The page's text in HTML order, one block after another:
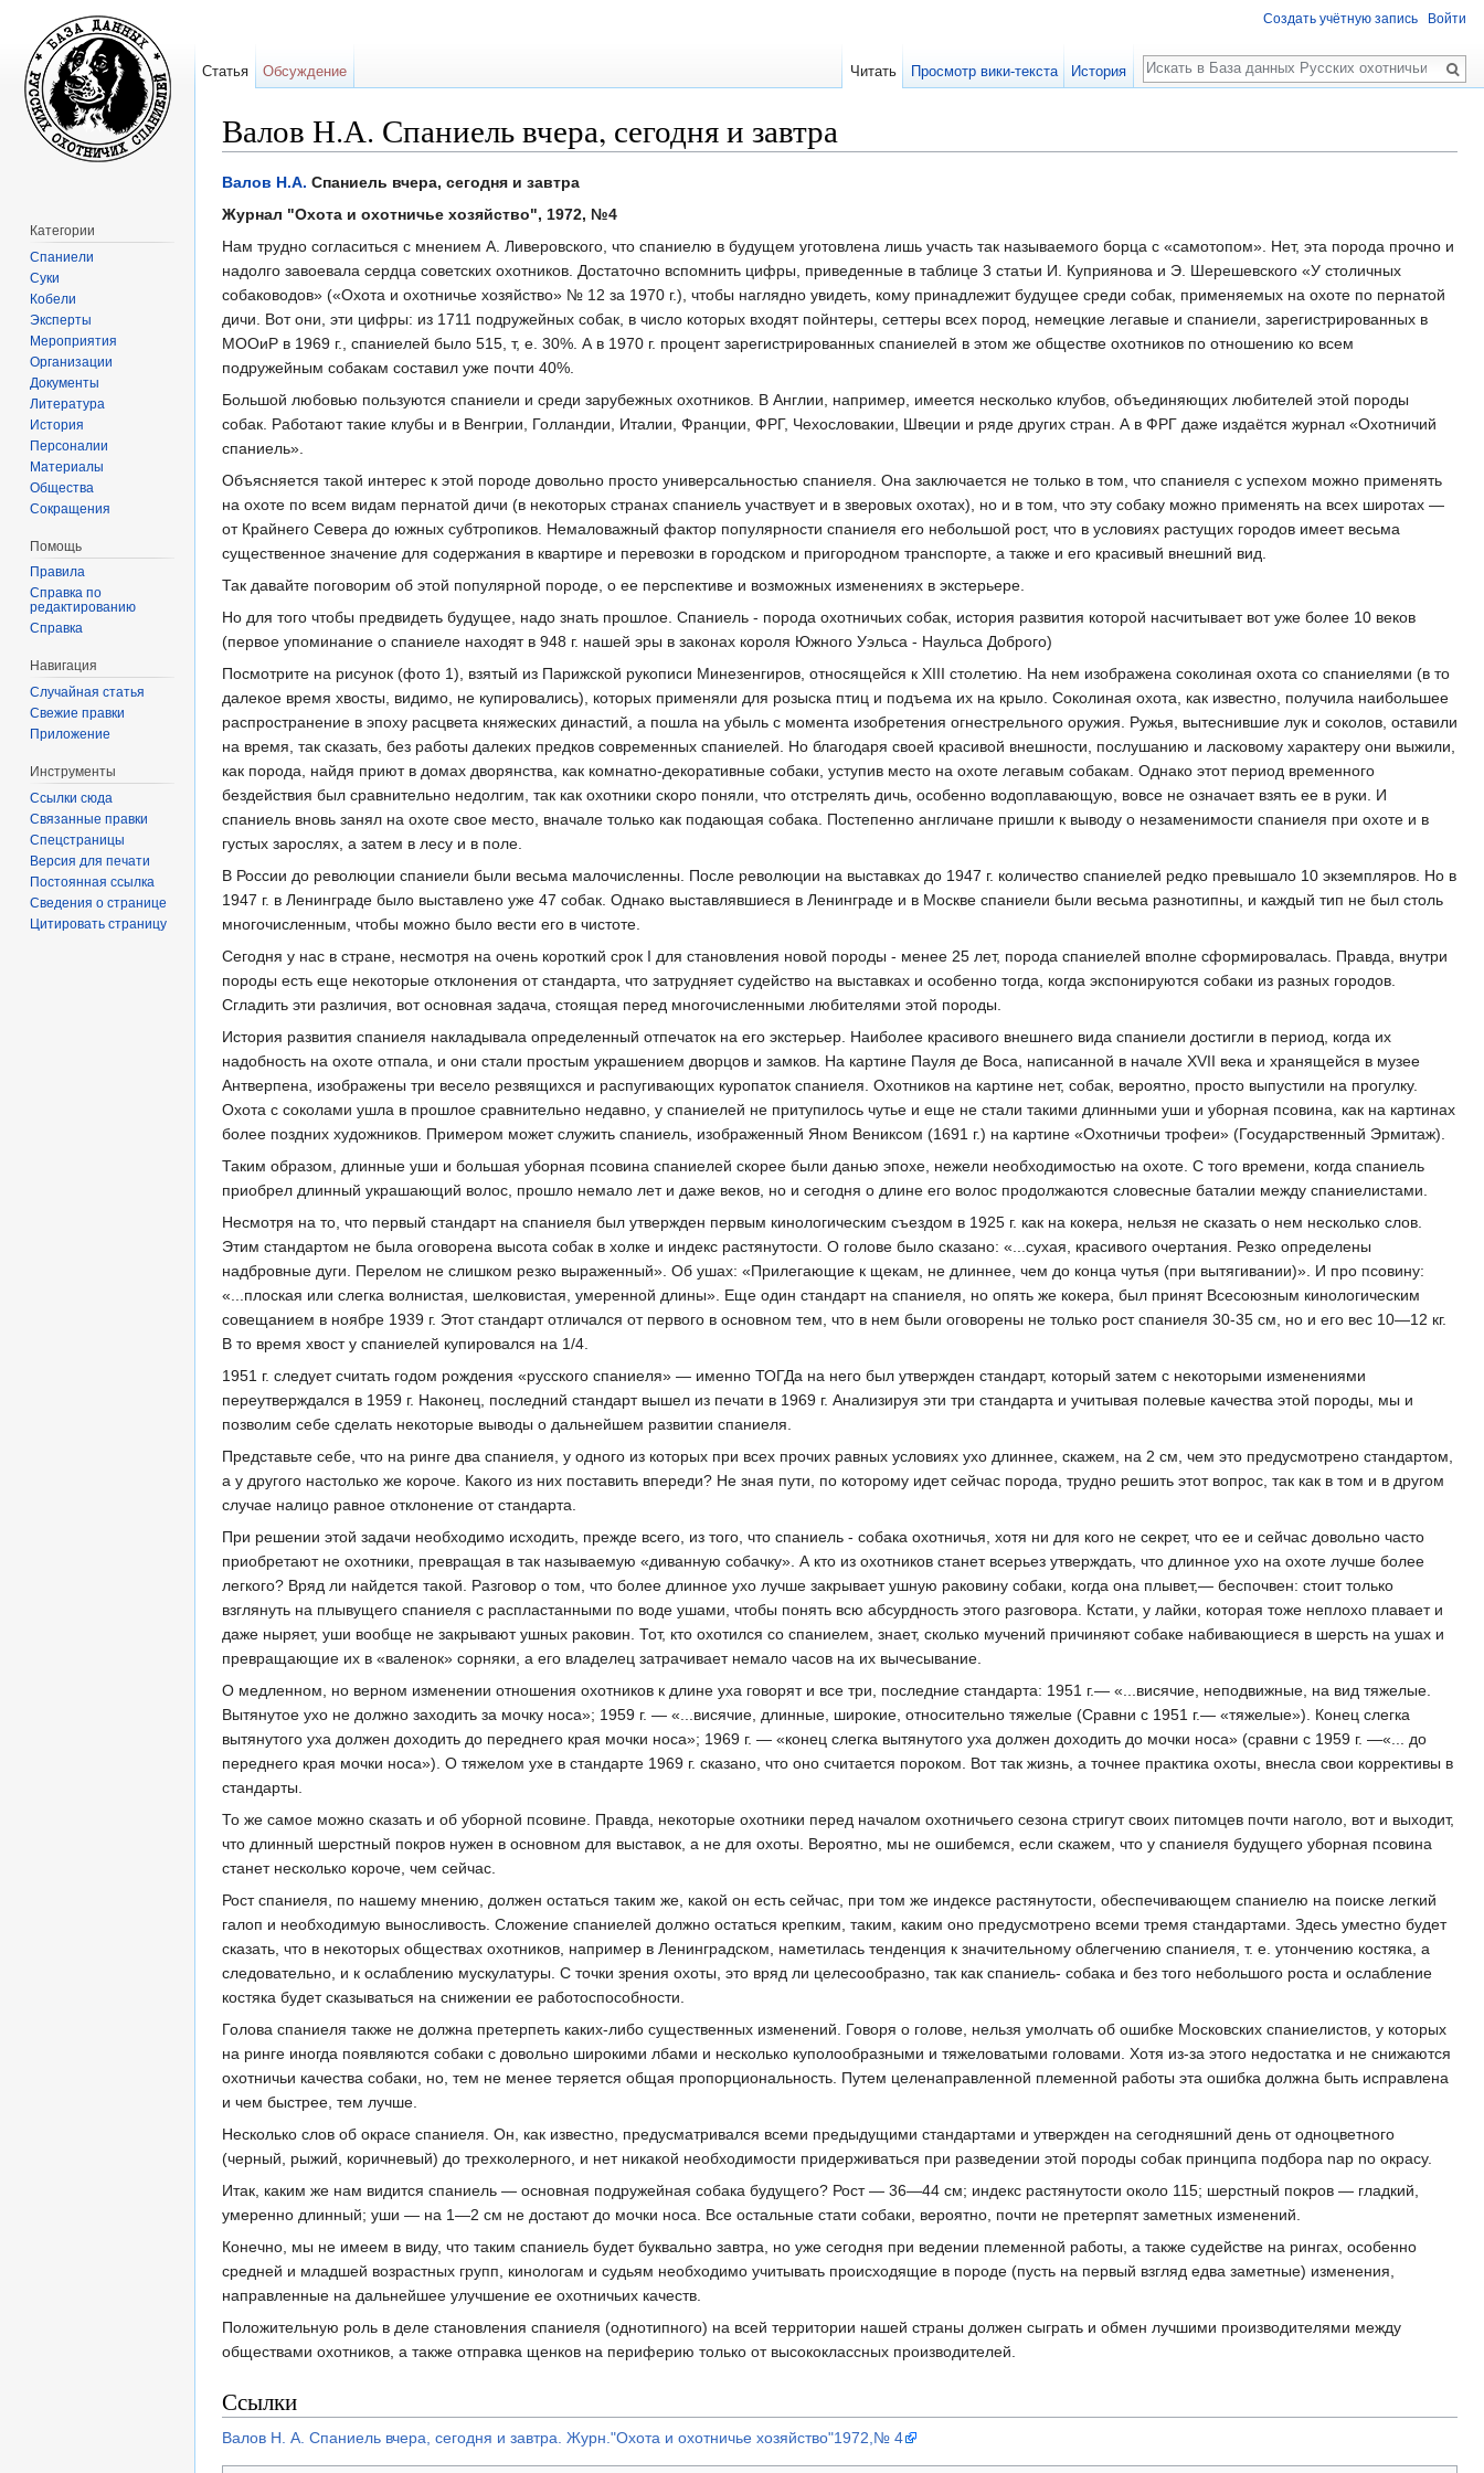
Валов Н.А. Спаниель вчера, сегодня и завтра
Валов Н.А. Спаниель вчера, сегодня и завтра
Журнал "Охота и охотничье хозяйство", 1972, №4
Нам трудно согласиться с мнением А. Ливеровского, что спаниелю в будущем уготовлена лишь участь так называемого борца с «самотопом». Нет, эта порода прочно и
надолго завоевала сердца советских охотников. Достаточно вспомнить цифры, приведенные в таблице 3 статьи И. Куприянова и Э. Шерешевского «У столичных
собаководов» («Охота и охотничье хозяйство» № 12 за 1970 г.), чтобы наглядно увидеть, кому принадлежит будущее среди собак, применяемых на охоте по пернатой
дичи. Вот они, эти цифры: из 1711 подружейных собак, в число которых входят пойнтеры, сеттеры всех пород, немецкие легавые и спаниели, зарегистрированных в
МООиР в 1969 г., спаниелей было 515, т, е. 30%. А в 1970 г. процент зарегистрированных спаниелей в этом же обществе охотников по отношению ко всем
подружейным собакам составил уже почти 40%.
Большой любовью пользуются спаниели и среди зарубежных охотников. В Англии, например, имеется несколько клубов, объединяющих любителей этой породы
собак. Работают такие клубы и в Венгрии, Голландии, Италии, Франции, ФРГ, Чехословакии, Швеции и ряде других стран. А в ФРГ даже издаётся журнал «Охотничий
спаниель».
Объясняется такой интерес к этой породе довольно просто универсальностью спаниеля. Она заключается не только в том, что спаниеля с успехом можно применять
на охоте по всем видам пернатой дичи (в некоторых странах спаниель участвует и в зверовых охотах), но и в том, что эту собаку можно применять на всех широтах —
от Крайнего Севера до южных субтропиков. Немаловажный фактор популярности спаниеля его небольшой рост, что в условиях растущих городов имеет весьма
существенное значение для содержания в квартире и перевозки в городском и пригородном транспорте, а также и его красивый внешний вид.
Так давайте поговорим об этой популярной породе, о ее перспективе и возможных изменениях в экстерьере.
Но для того чтобы предвидеть будущее, надо знать прошлое. Спаниель - порода охотничьих собак, история развития которой насчитывает вот уже более 10 веков
(первое упоминание о спаниеле находят в 948 г. нашей эры в законах короля Южного Уэльса - Наульса Доброго)
Посмотрите на рисунок (фото 1), взятый из Парижской рукописи Минезенгиров, относящейся к XIII столетию. На нем изображена соколиная охота со спаниелями (в то
далекое время хвосты, видимо, не купировались), которых применяли для розыска птиц и подъема их на крыло. Соколиная охота, как известно, получила наибольшее
распространение в эпоху расцвета княжеских династий, а пошла на убыль с момента изобретения огнестрельного оружия. Ружья, вытеснившие лук и соколов, оставили
на время, так сказать, без работы далеких предков современных спаниелей. Но благодаря своей красивой внешности, послушанию и ласковому характеру они выжили,
как порода, найдя приют в домах дворянства, как комнатно-декоративные собаки, уступив место на охоте легавым собакам. Однако этот период временного
бездействия был сравнительно недолгим, так как охотники скоро поняли, что отстрелять дичь, особенно водоплавающую, вовсе не означает взять ее в руки. И
спаниель вновь занял на охоте свое место, вначале только как подающая собака. Постепенно англичане пришли к выводу о незаменимости спаниеля при охоте и в
густых зарослях, а затем в лесу и в поле.
В России до революции спаниели были весьма малочисленны. После революции на выставках до 1947 г. количество спаниелей редко превышало 10 экземпляров. Но в
1947 г. в Ленинграде было выставлено уже 47 собак. Однако выставлявшиеся в Ленинграде и в Москве спаниели были весьма разнотипны, и каждый тип не был столь
многочисленным, чтобы можно было вести его в чистоте.
Сегодня у нас в стране, несмотря на очень короткий срок I для становления новой породы - менее 25 лет, порода спаниелей вполне сформировалась. Правда, внутри
породы есть еще некоторые отклонения от стандарта, что затрудняет судейство на выставках и особенно тогда, когда экспонируются собаки из разных городов.
Сгладить эти различия, вот основная задача, стоящая перед многочисленными любителями этой породы.
История развития спаниеля накладывала определенный отпечаток на его экстерьер. Наиболее красивого внешнего вида спаниели достигли в период, когда их
надобность на охоте отпала, и они стали простым украшением дворцов и замков. На картине Пауля де Воса, написанной в начале XVII века и хранящейся в музее
Антверпена, изображены три весело резвящихся и распугивающих куропаток спаниеля. Охотников на картине нет, собак, вероятно, просто выпустили на прогулку.
Охота с соколами ушла в прошлое сравнительно недавно, у спаниелей не притупилось чутье и еще не стали такими длинными уши и уборная псовина, как на картинах
более поздних художников. Примером может служить спаниель, изображенный Яном Вениксом (1691 г.) на картине «Охотничьи трофеи» (Государственный Эрмитаж).
Таким образом, длинные уши и большая уборная псовина спаниелей скорее были данью эпохе, нежели необходимостью на охоте. С того времени, когда спаниель
приобрел длинный украшающий волос, прошло немало лет и даже веков, но и сегодня о длине его волос продолжаются словесные баталии между спаниелистами.
Несмотря на то, что первый стандарт на спаниеля был утвержден первым кинологическим съездом в 1925 г. как на кокера, нельзя не сказать о нем несколько слов.
Этим стандартом не была оговорена высота собак в холке и индекс растянутости. О голове было сказано: «...сухая, красивого очертания. Резко определены
надбровные дуги. Перелом не слишком резко выраженный». Об ушах: «Прилегающие к щекам, не длиннее, чем до конца чутья (при вытягивании)». И про псовину:
«...плоская или слегка волнистая, шелковистая, умеренной длины». Еще один стандарт на спаниеля, но опять же кокера, был принят Всесоюзным кинологическим
совещанием в ноябре 1939 г. Этот стандарт отличался от первого в основном тем, что в нем были оговорены не только рост спаниеля 30-35 см, но и его вес 10—12 кг.
В то время хвост у спаниелей купировался на 1/4.
1951 г. следует считать годом рождения «русского спаниеля» — именно ТОГДа на него был утвержден стандарт, который затем с некоторыми изменениями
переутверждался в 1959 г. Наконец, последний стандарт вышел из печати в 1969 г. Анализируя эти три стандарта и учитывая полевые качества этой породы, мы и
позволим себе сделать некоторые выводы о дальнейшем развитии спаниеля.
Представьте себе, что на ринге два спаниеля, у одного из которых при всех прочих равных условиях ухо длиннее, скажем, на 2 см, чем это предусмотрено стандартом,
а у другого настолько же короче. Какого из них поставить впереди? Не зная пути, по которому идет сейчас порода, трудно решить этот вопрос, так как в том и в другом
случае налицо равное отклонение от стандарта.
При решении этой задачи необходимо исходить, прежде всего, из того, что спаниель - собака охотничья, хотя ни для кого не секрет, что ее и сейчас довольно часто
приобретают не охотники, превращая в так называемую «диванную собачку». А кто из охотников станет всерьез утверждать, что длинное ухо на охоте лучше более
легкого? Вряд ли найдется такой. Разговор о том, что более длинное ухо лучше закрывает ушную раковину собаки, когда она плывет,— беспочвен: стоит только
взглянуть на плывущего спаниеля с распластанными по воде ушами, чтобы понять всю абсурдность этого разговора. Кстати, у лайки, которая тоже неплохо плавает и
даже ныряет, уши вообще не закрывают ушных раковин. Тот, кто охотился со спаниелем, знает, сколько мучений причиняют собаке набивающиеся в шерсть на ушах и
превращающие их в «валенок» сорняки, а его владелец затрачивает немало часов на их вычесывание.
О медленном, но верном изменении отношения охотников к длине уха говорят и все три, последние стандарта: 1951 г.— «...висячие, неподвижные, на вид тяжелые.
Вытянутое ухо не должно заходить за мочку носа»; 1959 г. — «...висячие, длинные, широкие, относительно тяжелые (Сравни с 1951 г.— «тяжелые»). Конец слегка
вытянутого уха должен доходить до переднего края мочки носа»; 1969 г. — «конец слегка вытянутого уха должен доходить до мочки носа» (сравни с 1959 г. —«... до
переднего края мочки носа»). О тяжелом ухе в стандарте 1969 г. сказано, что оно считается пороком. Вот так жизнь, а точнее практика охоты, внесла свои коррективы в
стандарты.
То же самое можно сказать и об уборной псовине. Правда, некоторые охотники перед началом охотничьего сезона стригут своих питомцев почти наголо, вот и выходит,
что длинный шерстный покров нужен в основном для выставок, а не для охоты. Вероятно, мы не ошибемся, если скажем, что у спаниеля будущего уборная псовина
станет несколько короче, чем сейчас.
Рост спаниеля, по нашему мнению, должен остаться таким же, какой он есть сейчас, при том же индексе растянутости, обеспечивающем спаниелю на поиске легкий
галоп и необходимую выносливость. Сложение спаниелей должно остаться крепким, таким, каким оно предусмотрено всеми тремя стандартами. Здесь уместно будет
сказать, что в некоторых обществах охотников, например в Ленинградском, наметилась тенденция к значительному облегчению спаниеля, т. е. утончению костяка, а
следовательно, и к ослаблению мускулатуры. С точки зрения охоты, это вряд ли целесообразно, так как спаниель- собака и без того небольшого роста и ослабление
костяка будет сказываться на снижении ее работоспособности.
Голова спаниеля также не должна претерпеть каких-либо существенных изменений. Говоря о голове, нельзя умолчать об ошибке Московских спаниелистов, у которых
на ринге иногда появляются собаки с довольно широкими лбами и несколько куполообразными и тяжеловатыми головами. Хотя из-за этого недостатка и не снижаются
охотничьи качества собаки, но, тем не менее теряется общая пропорциональность. Путем целенаправленной племенной работы эта ошибка должна быть исправлена
и чем быстрее, тем лучше.
Несколько слов об окрасе спаниеля. Он, как известно, предусматривался всеми предыдущими стандартами и утвержден на сегодняшний день от одноцветного
(черный, рыжий, коричневый) до трехколерного, и нет никакой необходимости придерживаться при разведении этой породы собак принципа подбора nap no окрасу.
Итак, каким же нам видится спаниель — основная подружейная собака будущего? Рост — 36—44 см; индекс растянутости около 115; шерстный покров — гладкий,
умеренно длинный; уши — на 1—2 см не достают до мочки носа. Все остальные стати собаки, вероятно, почти не претерпят заметных изменений.
Конечно, мы не имеем в виду, что таким спаниель будет буквально завтра, но уже сегодня при ведении племенной работы, а также судействе на рингах, особенно
средней и младшей возрастных групп, кинологам и судьям необходимо учитывать происходящие в породе (пусть на первый взгляд едва заметные) изменения,
направленные на дальнейшее улучшение ее охотничьих качеств.
Положительную роль в деле становления спаниеля (однотипного) на всей территории нашей страны должен сыграть и обмен лучшими производителями между
обществами охотников, а также отправка щенков на периферию только от высококлассных производителей.
Ссылки
Валов Н. А. Спаниель вчера, сегодня и завтра. Журн."Охота и охотничье хозяйство"1972,№ 4
Создать учётную запись Войти
Статья Обсуждение Читать Просмотр вики-текста История
Поиск
Категории
Спаниели
Суки
Кобели
Эксперты
Мероприятия
Организации
Документы
Литература
История
Персоналии
Материалы
Общества
Сокращения
Помощь
Правила
Справка по
редактированию
Справка
Навигация
Случайная статья
Свежие правки
Приложение
Инструменты
Ссылки сюда
Связанные правки
Спецстраницы
Версия для печати
Постоянная ссылка
Сведения о странице
Цитировать страницу